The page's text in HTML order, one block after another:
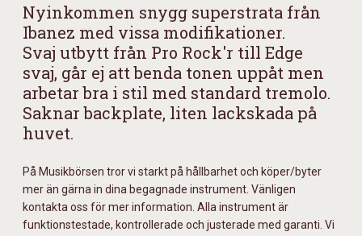
Nyinkommen snygg superstrata från
Ibanez med vissa modifikationer.
Svaj utbytt från Pro Rock'r till Edge
svaj, går ej att benda tonen uppåt men
arbetar bra i stil med standard tremolo.
Saknar backplate, liten lackskada på
huvet.
På Musikbörsen tror vi starkt på hållbarhet och köper/byter
mer än gärna in dina begagnade instrument. Vänligen
kontakta oss för mer information. Alla instrument är
funktionstestade, kontrollerade och justerade med garanti. Vi